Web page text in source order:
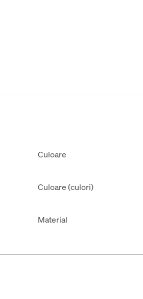
Culoare
Culoare (culori)
Material